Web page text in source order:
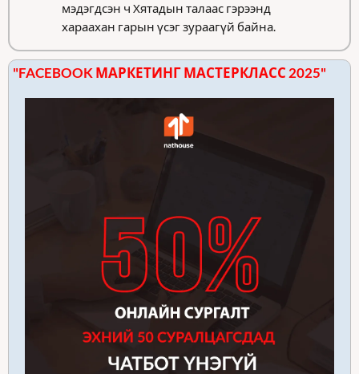
мэдэгдсэн ч Хятадын талаас гэрээнд
хараахан гарын үсэг зураагүй байна.
"FACEBOOK МАРКЕТИНГ МАСТЕРКЛАСС 2025"